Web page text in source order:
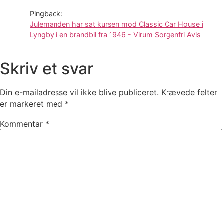
Pingback:
Julemanden har sat kursen mod Classic Car House i
Lyngby i en brandbil fra 1946 - Virum Sorgenfri Avis
Skriv et svar
Din e-mailadresse vil ikke blive publiceret. Krævede felter
er markeret med *
Kommentar *